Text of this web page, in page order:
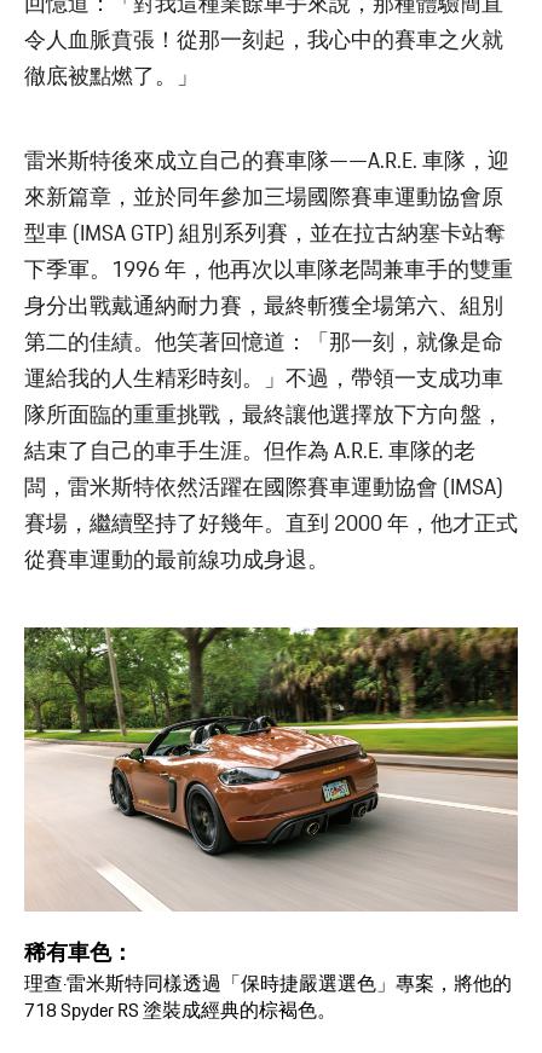
令人血脈賁張！從那一刻起，我心中的賽車之火就
徹底被點燃了。」
雷米斯特後來成立自己的賽車隊——A.R.E. 車隊，迎
來新篇章，並於同年參加三場國際賽車運動協會原
型車 (IMSA GTP) 組別系列賽，並在拉古納塞卡站奪
下季軍。1996 年，他再次以車隊老闆兼車手的雙重
身分出戰戴通納耐力賽，最終斬獲全場第六、組別
第二的佳績。他笑著回憶道：「那一刻，就像是命
運給我的人生精彩時刻。」不過，帶領一支成功車
隊所面臨的重重挑戰，最終讓他選擇放下方向盤，
結束了自己的車手生涯。但作為 A.R.E. 車隊的老
闆，雷米斯特依然活躍在國際賽車運動協會 (IMSA)
賽場，繼續堅持了好幾年。直到 2000 年，他才正式
從賽車運動的最前線功成身退。
稀有車色：
理查·雷米斯特同樣透過「保時捷嚴選選色」專案，將他的
718 Spyder RS 塗裝成經典的棕褐色。